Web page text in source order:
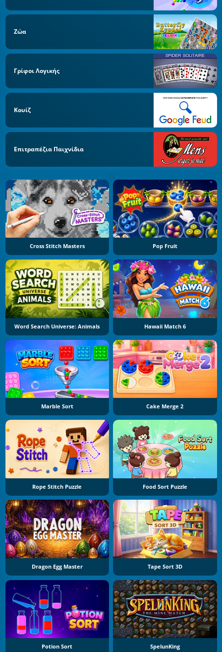
Ζώα
Γρίφοι Λογικής
Κουίζ
Επιτραπέζια Παιχνίδια
Cross Stitch Masters Pop Fruit
Word Search Universe: Animals Hawaii Match 6
Marble Sort Cake Merge 2
Rope Stitch Puzzle Food Sort Puzzle
Dragon Egg Master Tape Sort 3D
Potion Sort SpelunKing